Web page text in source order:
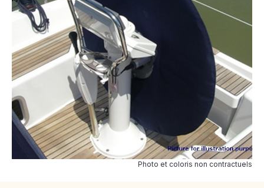
Photo et coloris non contractuels